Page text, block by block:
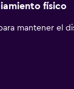
físico
mantener el